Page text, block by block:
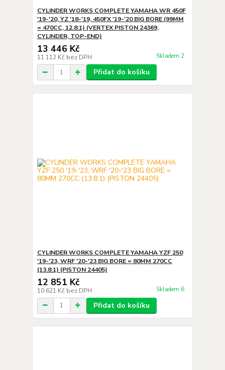
CYLINDER WORKS COMPLETE YAMAHA WR 450F
'19-'20, YZ '18-'19, 450FX '19-'20 BIG BORE (99MM
= 470CC, 12.8:1) (VERTEX PISTON 24369,
CYLINDER, TOP-END)
13 446 Kč
11 112 Kč bez DPH Skladem 2
Přidat do košíku
CYLINDER WORKS COMPLETE YAMAHA YZF 250
'19-'23, WRF '20-'23 BIG BORE = 80MM 270CC
(13.8:1) (PISTON 24405)
12 851 Kč
10 621 Kč bez DPH Skladem 6
Přidat do košíku